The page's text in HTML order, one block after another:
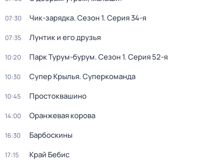
07:30 Чик-зарядка. Сезон 1. Серия 34-я
07:35 Лунтик и его друзья
10:20 Парк Турум-бурум. Сезон 1. Серия 52-я
10:30 Супер Крылья. Суперкоманда
10:45 Простоквашино
14:00 Оранжевая корова
16:30 Барбоскины
17:15 Край Бебис